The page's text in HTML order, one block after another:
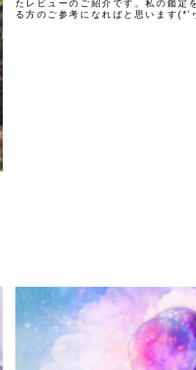
たレビューのご紹介です。私の鑑定
る方のご参考になればと思います(*'